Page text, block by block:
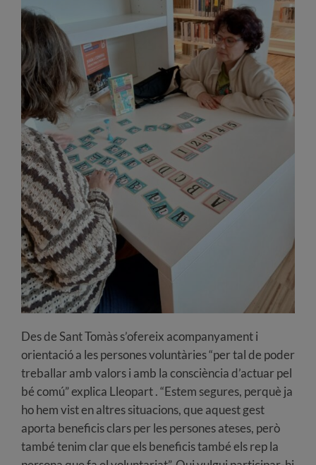
Des de Sant Tomàs s’ofereix acompanyament i
orientació a les persones voluntàries “per tal de poder
treballar amb valors i amb la consciència d’actuar pel
bé comú” explica Lleopart . “Estem segures, perquè ja
ho hem vist en altres situacions, que aquest gest
aporta beneficis clars per les persones ateses, però
també tenim clar que els beneficis també els rep la